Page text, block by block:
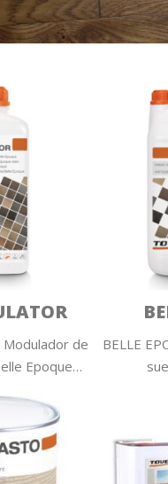
Modulador de
Epoque…
BELLE